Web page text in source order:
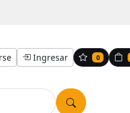
Ingresar 0